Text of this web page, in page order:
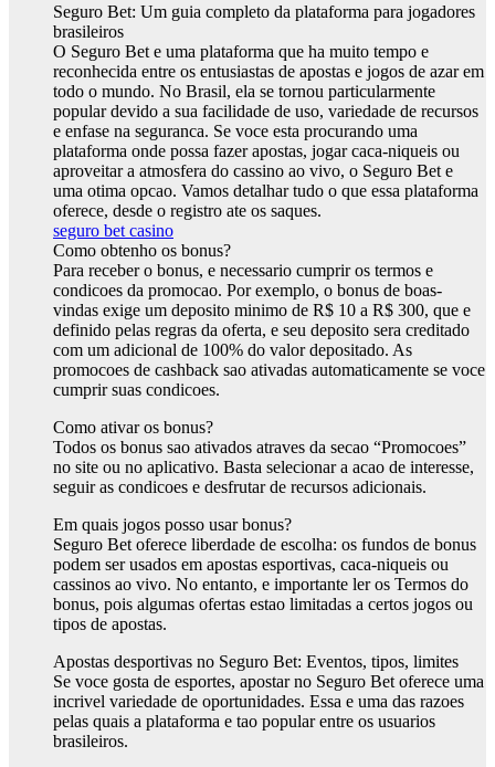
Seguro Bet: Um guia completo da plataforma para jogadores
brasileiros
O Seguro Bet e uma plataforma que ha muito tempo e
reconhecida entre os entusiastas de apostas e jogos de azar em
todo o mundo. No Brasil, ela se tornou particularmente
popular devido a sua facilidade de uso, variedade de recursos
e enfase na seguranca. Se voce esta procurando uma
plataforma onde possa fazer apostas, jogar caca-niqueis ou
aproveitar a atmosfera do cassino ao vivo, o Seguro Bet e
uma otima opcao. Vamos detalhar tudo o que essa plataforma
oferece, desde o registro ate os saques.
seguro bet casino
Como obtenho os bonus?
Para receber o bonus, e necessario cumprir os termos e
condicoes da promocao. Por exemplo, o bonus de boas-
vindas exige um deposito minimo de R$ 10 a R$ 300, que e
definido pelas regras da oferta, e seu deposito sera creditado
com um adicional de 100% do valor depositado. As
promocoes de cashback sao ativadas automaticamente se voce
cumprir suas condicoes.
Como ativar os bonus?
Todos os bonus sao ativados atraves da secao “Promocoes”
no site ou no aplicativo. Basta selecionar a acao de interesse,
seguir as condicoes e desfrutar de recursos adicionais.
Em quais jogos posso usar bonus?
Seguro Bet oferece liberdade de escolha: os fundos de bonus
podem ser usados em apostas esportivas, caca-niqueis ou
cassinos ao vivo. No entanto, e importante ler os Termos do
bonus, pois algumas ofertas estao limitadas a certos jogos ou
tipos de apostas.
Apostas desportivas no Seguro Bet: Eventos, tipos, limites
Se voce gosta de esportes, apostar no Seguro Bet oferece uma
incrivel variedade de oportunidades. Essa e uma das razoes
pelas quais a plataforma e tao popular entre os usuarios
brasileiros.